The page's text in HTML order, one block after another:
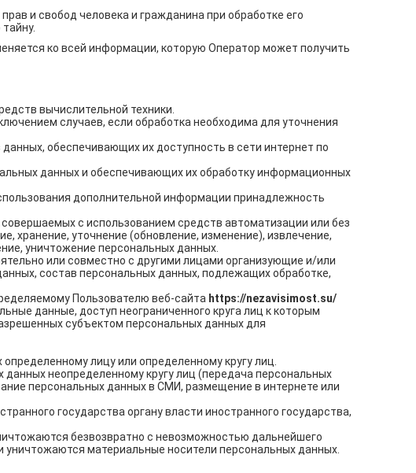
и свобод человека и гражданина при обработке его
ко всей информации, которую Оператор может получить
вычислительной техники.
случаев, если обработка необходима для уточнения
обеспечивающих их доступность в сети интернет по
данных и обеспечивающих их обработку информационных
дополнительной информации принадлежность
с использованием средств автоматизации или без
хранение, уточнение (обновление, изменение), извлечение,
уничтожение персональных данных.
или совместно с другими лицами организующие и/или
состав персональных данных, подлежащих обработке,
Пользователю веб-сайта https://nezavisimost.su/
данные, доступ неограниченного круга лиц к которым
субъектом персональных данных для
лицу или определенному кругу лиц.
неопределенному кругу лиц (передача персональных
персональных данных в СМИ, размещение в интернете или
государства органу власти иностранного государства,
безвозвратно с невозможностью дальнейшего
материальные носители персональных данных.